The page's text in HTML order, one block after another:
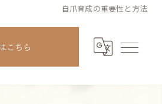
自爪育成の重要性と方法
こちら